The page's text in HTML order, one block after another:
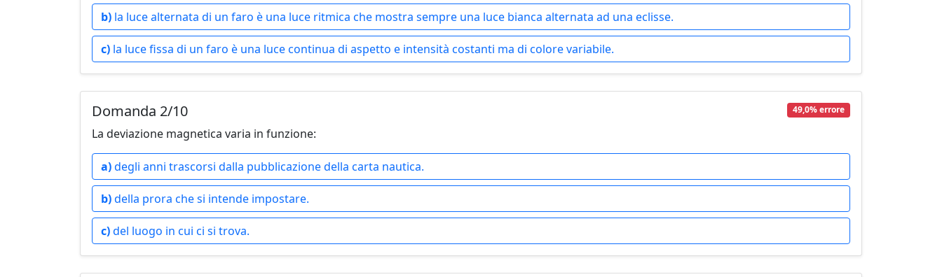
b) la luce alternata di un faro è una luce ritmica che mostra sempre una luce bianca alternata ad una eclisse.
c) la luce fissa di un faro è una luce continua di aspetto e intensità costanti ma di colore variabile.
Domanda 2/10 49,0% errore
La deviazione magnetica varia in funzione:
a)degli anni trascorsi dalla pubblicazione della carta nautica.
b)della prora che si intende impostare.
c)del luogo in cui ci si trova.